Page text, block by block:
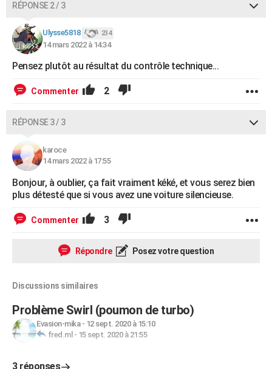
RÉPONSE 2 / 3
Ulysse5818 234
14 mars 2022 à 14:34
Pensez plutôt au résultat du contrôle technique...
Commenter 2
RÉPONSE 3 / 3
karoce
14 mars 2022 à 17:55
Bonjour, à oublier, ça fait vraiment kéké, et vous serez bien
plus détesté que si vous avez une voiture silencieuse.
Commenter 3
Répondre Posez votre question
Discussions similaires
Problème Swirl (poumon de turbo)
Evasion-mika- 12 sept. 2020 à 15:10
fred.ml - 15 sept. 2020 à 21:55
3 réponses